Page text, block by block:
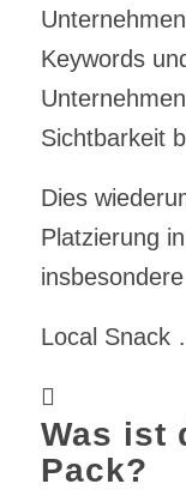
Keywords
Sichtbarkeit
Dies
Platzierung
Local Snack
Was ist
Pack?